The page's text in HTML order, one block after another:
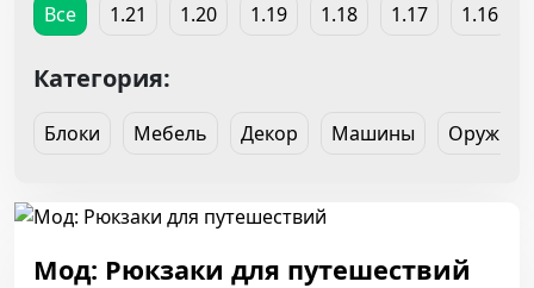
Все 1.21 1.20 1.19 1.18 1.17 1.16
Категория:
Блоки Мебель Декор Машины Оружие
Мод: Рюкзаки для путешествий